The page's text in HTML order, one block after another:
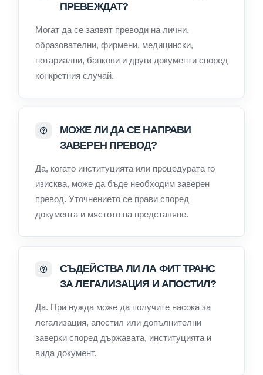
ПРЕВЕЖДАТ?
Могат да се заявят преводи на лични,
образователни, фирмени, медицински,
нотариални, банкови и други документи според
конкретния случай.
МОЖЕ ЛИ ДА СЕ НАПРАВИ
ЗАВЕРЕН ПРЕВОД?
Да, когато институцията или процедурата го
изисква, може да бъде необходим заверен
превод. Уточнението се прави според
документа и мястото на представяне.
СЪДЕЙСТВА ЛИ ЛА ФИТ ТРАНС
ЗА ЛЕГАЛИЗАЦИЯ И АПОСТИЛ?
Да. При нужда може да получите насока за
легализация, апостил или допълнителни
заверки според държавата, институцията и
вида документ.